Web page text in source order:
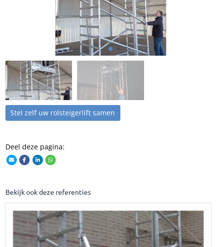
Stel zelf uw rolsteigerlift samen
Deel deze pagina:
Bekijk ook deze referenties